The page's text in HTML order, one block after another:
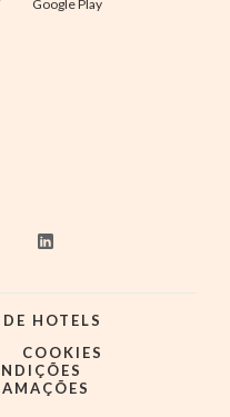
COOKIES
HOTELS